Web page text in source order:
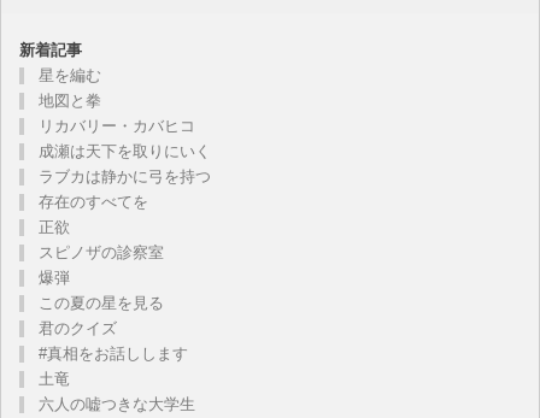
新着記事
星を編む
地図と拳
リカバリー・カバヒコ
成瀬は天下を取りにいく
ラブカは静かに弓を持つ
存在のすべてを
正欲
スピノザの診察室
爆弾
この夏の星を見る
君のクイズ
#真相をお話しします
土竜
六人の嘘つきな大学生